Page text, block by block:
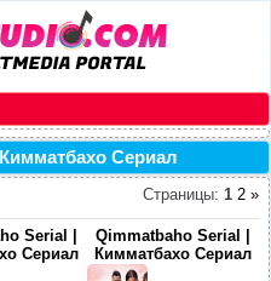
Сериал
Страницы: 1 2 »
Serial |
Сериал
Qimmatbaho Serial |
Кимматбахо Сериал